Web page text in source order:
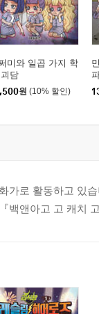
미와 일곱 가지 학
담
원 (10% 할인)
가로 활동하고 있
백앤아고 고 캐치